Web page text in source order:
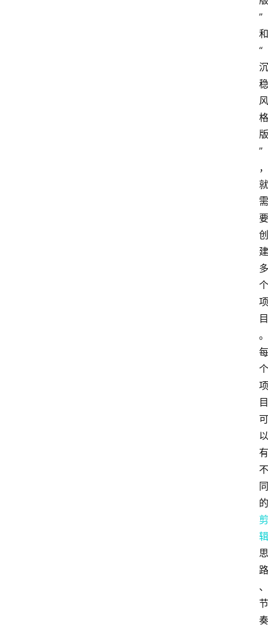
”
和
“
沉
稳
风
格
版
”
，
就
需
要
创
建
多
个
项
目
。
每
个
项
目
可
以
有
不
同
的
剪
辑
思
路
、
节
奏